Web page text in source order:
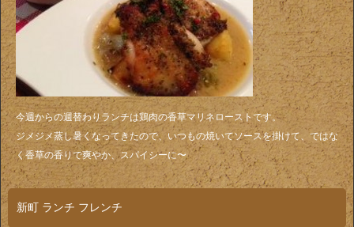
今週からの週替わりランチは鶏肉の香草マリネローストです。
ジメジメ蒸し暑くなってきたので、いつもの焼いてソースを掛けて、ではな
く香草の香りで爽やか、スパイシーに〜
新町 ランチ フレンチ